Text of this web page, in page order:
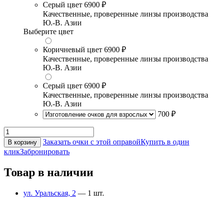
Серый цвет 6900 ₽
Качественные, проверенные линзы производства
Ю.-В. Азии
Выберите цвет
Коричневый цвет 6900 ₽
Качественные, проверенные линзы производства
Ю.-В. Азии
Серый цвет 6900 ₽
Качественные, проверенные линзы производства
Ю.-В. Азии
700 ₽
В корзину Заказать очки с этой оправойКупить в один
кликЗабронировать
Товар в наличии
ул. Уральская, 2 — 1 шт.